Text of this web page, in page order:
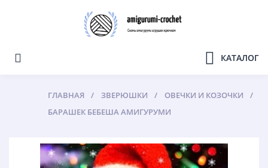
КАТАЛОГ
ГЛАВНАЯ ЗВЕРЮШКИ
ОВЕЧКИ И КОЗОЧКИ
БАРАШЕК БЕБЕША АМИГУРУМИ